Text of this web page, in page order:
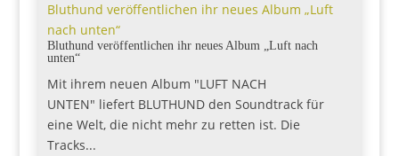
Bluthund veröffentlichen ihr neues Album „Luft
nach unten“
Bluthund veröffentlichen ihr neues Album „Luft nach
unten“
Mit ihrem neuen Album "LUFT NACH
UNTEN" liefert BLUTHUND den Soundtrack für
eine Welt, die nicht mehr zu retten ist. Die
Tracks...